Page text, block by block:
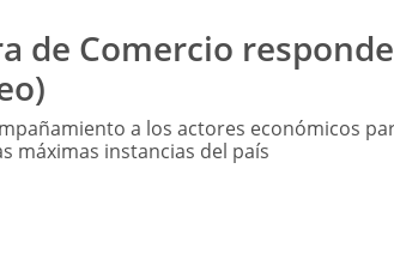
de Comercio
a los actores económicos
máximas instancias del país